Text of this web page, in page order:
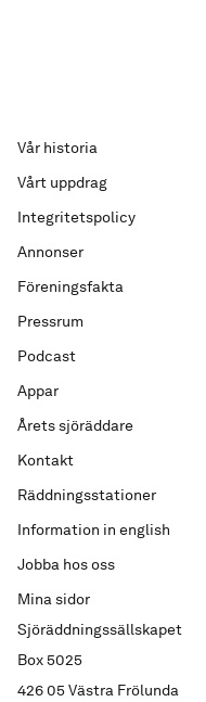
Sjöräddningssällskapet
Box 5025
426 05 Västra Frölunda
Vår historia
Vårt uppdrag
Integritetspolicy
Annonser
Föreningsfakta
Pressrum
Podcast
Appar
Årets sjöräddare
Kontakt
Räddningsstationer
Information in english
Jobba hos oss
Mina sidor